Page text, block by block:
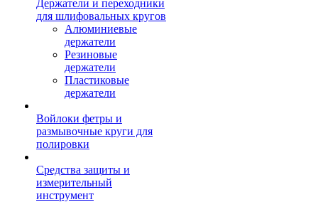
Держатели и переходники
для шлифовальных кругов
Алюминиевые
держатели
Резиновые
держатели
Пластиковые
держатели
Войлоки фетры и
размывочные круги для
полировки
Средства защиты и
измерительный
инструмент